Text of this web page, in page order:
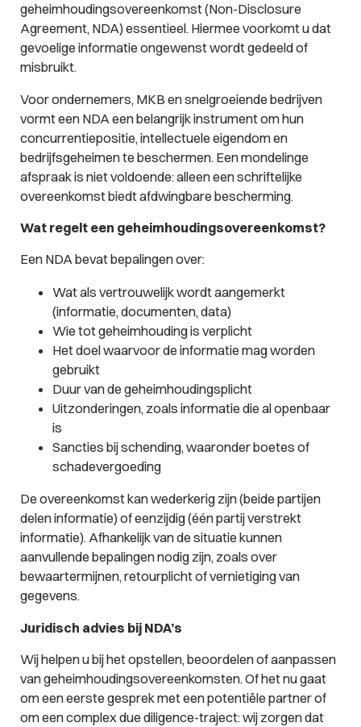
geheimhoudingsovereenkomst (Non-Disclosure
Agreement, NDA) essentieel. Hiermee voorkomt u dat
gevoelige informatie ongewenst wordt gedeeld of
misbruikt.
Voor ondernemers, MKB en snelgroeiende bedrijven
vormt een NDA een belangrijk instrument om hun
concurrentiepositie, intellectuele eigendom en
bedrijfsgeheimen te beschermen. Een mondelinge
afspraak is niet voldoende: alleen een schriftelijke
overeenkomst biedt afdwingbare bescherming.
Wat regelt een geheimhoudingsovereenkomst?
Een NDA bevat bepalingen over:
Wat als vertrouwelijk wordt aangemerkt
(informatie, documenten, data)
Wie tot geheimhouding is verplicht
Het doel waarvoor de informatie mag worden
gebruikt
Duur van de geheimhoudingsplicht
Uitzonderingen, zoals informatie die al openbaar
is
Sancties bij schending, waaronder boetes of
schadevergoeding
De overeenkomst kan wederkerig zijn (beide partijen
delen informatie) of eenzijdig (één partij verstrekt
informatie). Afhankelijk van de situatie kunnen
aanvullende bepalingen nodig zijn, zoals over
bewaartermijnen, retourplicht of vernietiging van
gegevens.
Juridisch advies bij NDA’s
Wij helpen u bij het opstellen, beoordelen of aanpassen
van geheimhoudingsovereenkomsten. Of het nu gaat
om een eerste gesprek met een potentiële partner of
om een complex due diligence-traject: wij zorgen dat